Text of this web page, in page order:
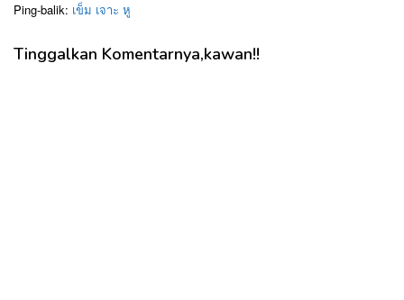
Ping-balik: เข็ม เจาะ หู
Tinggalkan Komentarnya,kawan!!